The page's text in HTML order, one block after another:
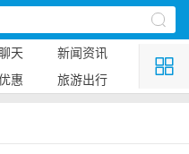
天
新闻资讯
惠 旅游出行